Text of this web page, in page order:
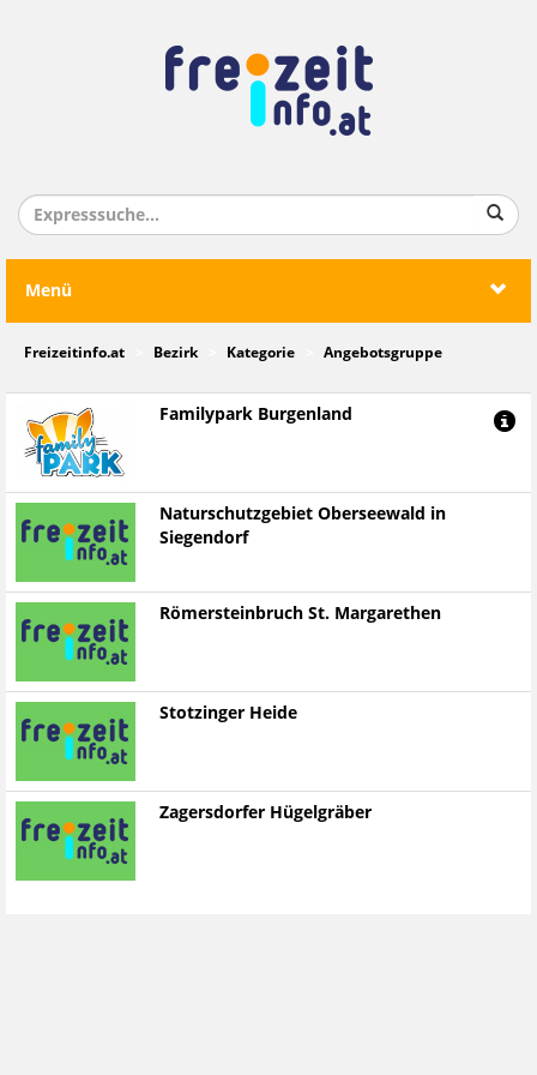
Menü
Freizeitinfo.at Bezirk Kategorie Angebotsgruppe
Familypark Burgenland
Naturschutzgebiet Oberseewald in
Siegendorf
Römersteinbruch St. Margarethen
Stotzinger Heide
Zagersdorfer Hügelgräber